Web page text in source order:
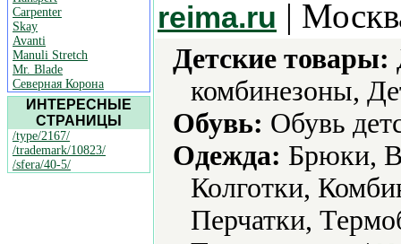
Carpenter
Skay
Avanti
Manuli Stretch
Mr. Blade
Северная Корона
ИНТЕРЕСНЫЕ
СТРАНИЦЫ
/type/2167/
/trademark/10823/
/sfera/40-5/
reima.ru |
Детские товары:
комбинезоны,
Обувь: Обувь
Одежда: Брюки,
Колготки,
Перчатки,